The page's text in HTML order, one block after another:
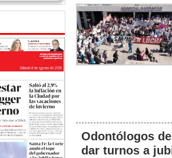
Odontólogos
dar turnos a